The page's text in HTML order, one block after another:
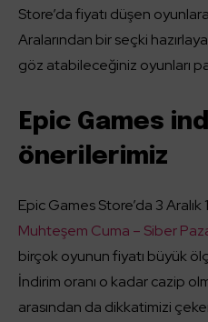
Store’da fiyatı düşen
Aralarından bir seçki
göz atabileceğiniz oyunları
Epic Games
önerilerimiz
Epic Games Store’da 3
Muhteşem Cuma – Siber
birçok oyunun fiyatı büyük
İndirim oranı o kadar cazip
arasından da dikkatimizi